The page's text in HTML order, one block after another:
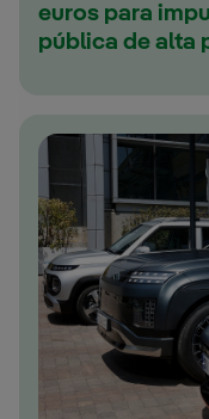
euros para
pública de alta